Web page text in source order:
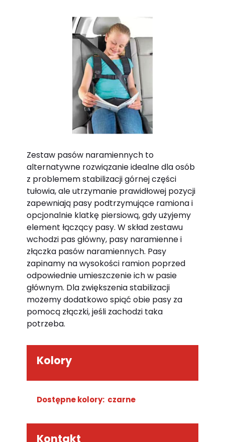
Zestaw pasów naramiennych to
alternatywne rozwiązanie idealne dla osób
z problemem stabilizacji górnej części
tułowia, ale utrzymanie prawidłowej pozycji
zapewniają pasy podtrzymujące ramiona i
opcjonalnie klatkę piersiową, gdy użyjemy
element łączący pasy. W skład zestawu
wchodzi pas główny, pasy naramienne i
złączka pasów naramiennych. Pasy
zapinamy na wysokości ramion poprzed
odpowiednie umieszczenie ich w pasie
głównym. Dla zwiększenia stabilizacji
możemy dodatkowo spiąć obie pasy za
pomocą złączki, jeśli zachodzi taka
potrzeba.
Kolory
Dostępne kolory: czarne
Kontakt